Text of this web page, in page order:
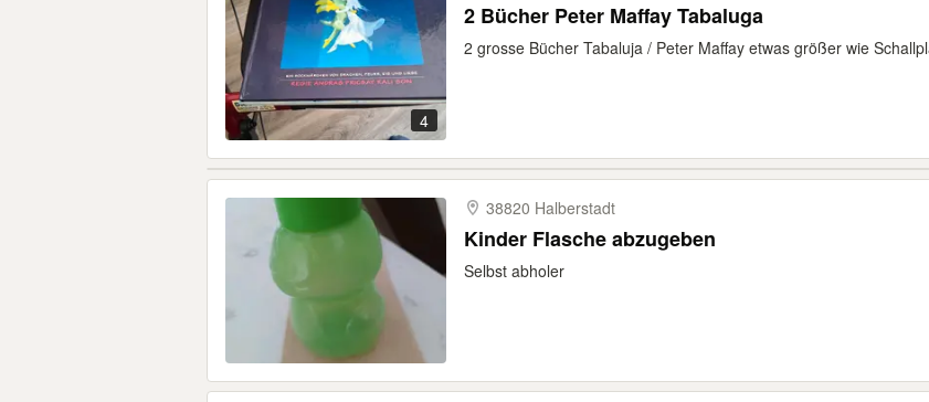
4
2 Bücher Peter Maffay Tabaluga
2 grosse Bücher Tabaluja / Peter Maffay etwas größer wie
38820 Halberstadt
Kinder Flasche abzugeben
Selbst abholer